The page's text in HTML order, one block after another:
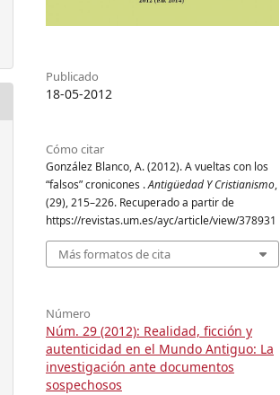
Publicado
18-05-2012
Cómo citar
González Blanco, A. (2012). A vueltas con los
“falsos” cronicones .Antigüedad Y Cristianismo,
(29), 215–226. Recuperado a partir de
https://revistas.um.es/ayc/article/view/378931
Más formatos de cita
Número
Núm. 29 (2012): Realidad, ficción y
autenticidad en el Mundo Antiguo: La
investigación ante documentos
sospechosos